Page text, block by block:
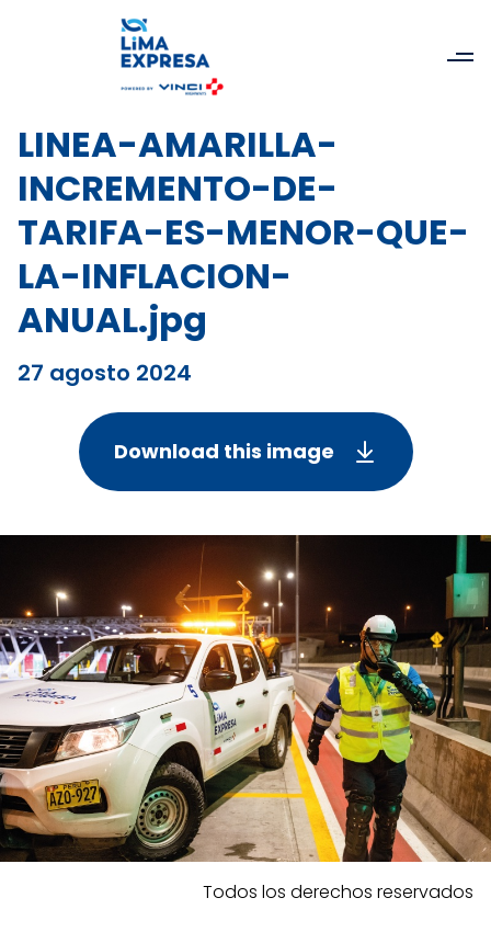
LINEA-AMARILLA-
INCREMENTO-DE-
TARIFA-ES-MENOR-QUE-
LA-INFLACION-
ANUAL.jpg
27 agosto 2024
Download this image
Todos los derechos reservados